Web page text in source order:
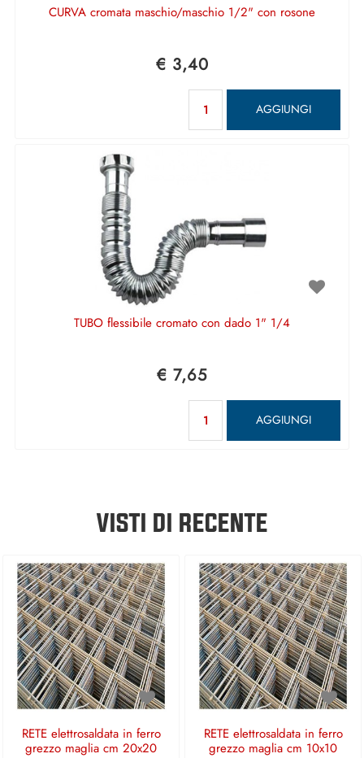
CURVA cromata maschio/maschio 1/2" con rosone
€ 3,40
AGGIUNGI
TUBO flessibile cromato con dado 1" 1/4
€ 7,65
AGGIUNGI
VISTI DI RECENTE
RETE elettrosaldata in ferro
grezzo maglia cm 20x20
RETE elettrosaldata in ferro
grezzo maglia cm 10x10